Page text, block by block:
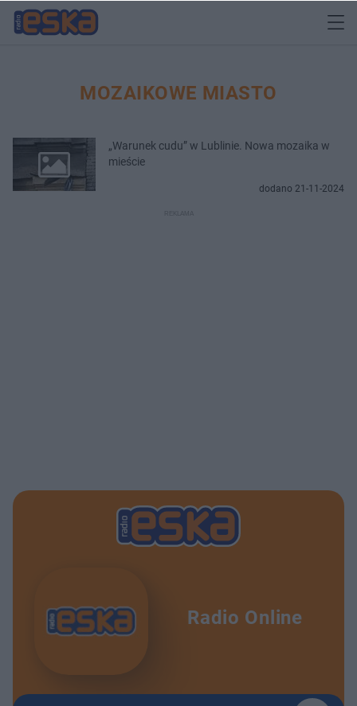
MOZAIKOWE MIASTO
„Warunek cudu” w Lublinie. Nowa mozaika w
mieście
dodano 21-11-2024
Radio Online